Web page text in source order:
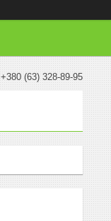
+380 (63) 328-89-95